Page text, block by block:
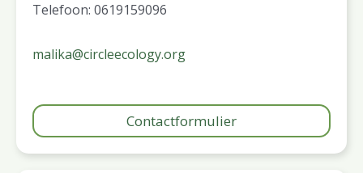
Telefoon: 0619159096
malika@circleecology.org
Contactformulier